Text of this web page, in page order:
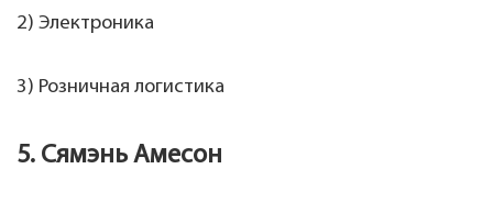
2) Электроника
3) Розничная логистика
5. Сямэнь Амесон